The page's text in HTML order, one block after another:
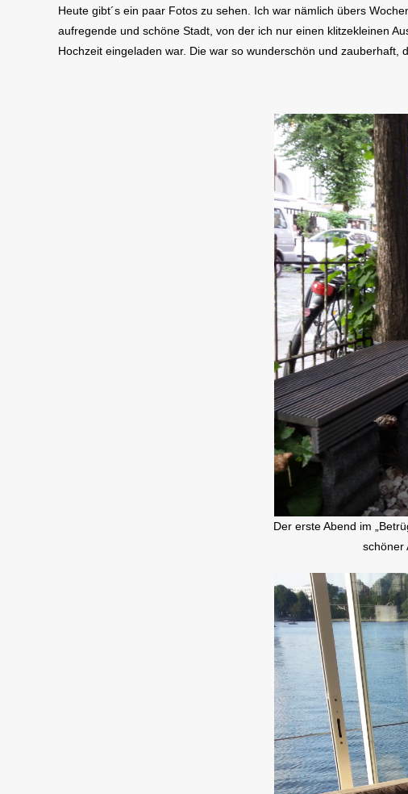
Heute gibt´s ein paar Fotos zu sehen. Ich war nämlich übers
aufregende und schöne Stadt, von der ich nur einen klitzekleinen
Hochzeit eingeladen war. Die war so wunderschön und
Der erste Abend im
schöner